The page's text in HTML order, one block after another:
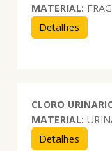
MATERIAL:
Detalhes
CLORO
MATERIAL:
Detalhes